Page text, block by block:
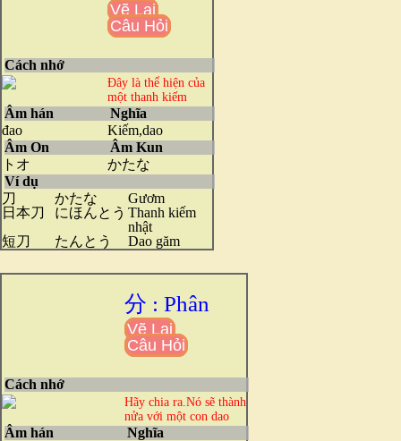
Vẽ Lại
Câu Hỏi
Cách nhớ
Đây là thể hiện của
một thanh kiếm
Âm hán
đao
Nghĩa
Kiếm,dao
Âm On
トオ
Âm Kun
かたな
Ví dụ
刀
かたな
Gươm
日本刀
にほんとう Thanh kiếm
nhật
短刀
たんとう Dao găm
分 : Phân
Vẽ Lại
Câu Hỏi
Cách nhớ
Hãy chia ra.Nó sẽ thành
nửa với một con dao
Âm hán
Nghĩa